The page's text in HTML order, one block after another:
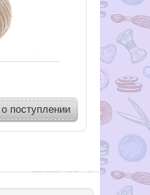
поступлении